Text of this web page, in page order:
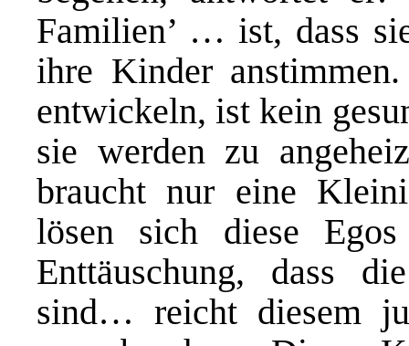
Familien’ … ist, dass
ihre Kinder
entwickeln, ist kein
sie werden zu
braucht nur eine
lösen sich diese
Enttäuschung, dass
sind… reicht diesem